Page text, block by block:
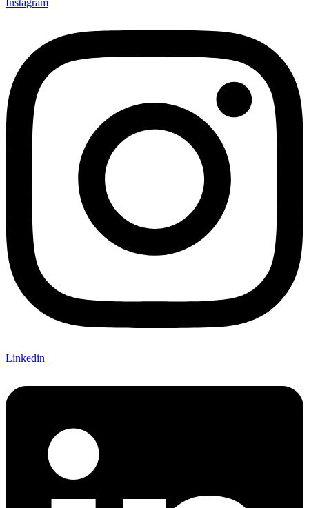
Instagram
Linkedin